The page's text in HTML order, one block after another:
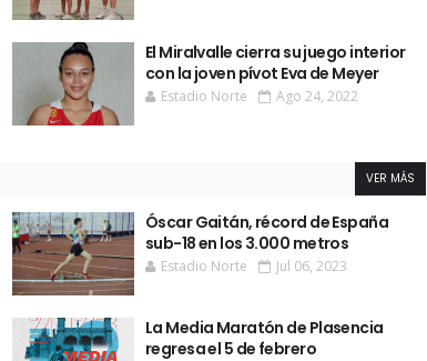
El Miralvalle cierra su juego interior
con la joven pívot Eva de Meyer
Estadio Norte Ago 24, 2022
VER MÁS
Óscar Gaitán, récord de España
sub-18 en los 3.000 metros
Estadio Norte Jul 06, 2023
La Media Maratón de Plasencia
regresa el 5 de febrero